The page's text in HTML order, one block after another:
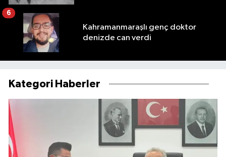
Kahramanmaraşlı genç doktor
denizde can verdi
6
Kategori Haberler